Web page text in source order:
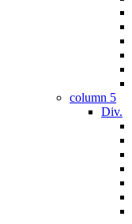
column 5
Div.